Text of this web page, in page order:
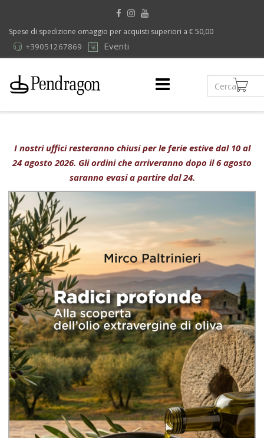
Spese di spedizione omaggio per acquisti superiori a € 50,00
Eventi
+39051267869
I nostri uffici resteranno chiusi per le ferie estive dal 10 al
24 agosto 2026. Gli ordini che arriveranno dopo il 6 agosto
saranno evasi a partire dal 24.